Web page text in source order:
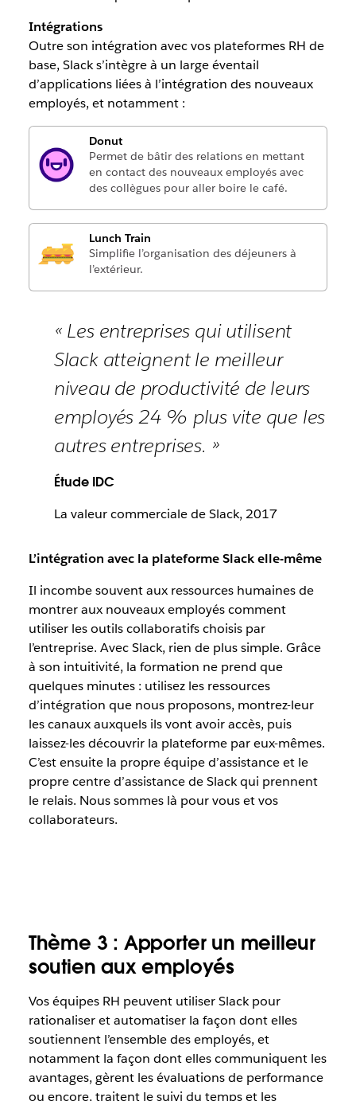
Intégrations
Outre son intégration avec vos plateformes RH de
base, Slack s’intègre à un large éventail
d’applications liées à l’intégration des nouveaux
employés, et notamment :
Donut
Permet de bâtir des relations en mettant
en contact des nouveaux employés avec
des collègues pour aller boire le café.
Lunch Train
Simplifie l’organisation des déjeuners à
l’extérieur.
« Les entreprises qui utilisent
Slack atteignent le meilleur
niveau de productivité de leurs
employés 24 % plus vite que les
autres entreprises. »
Étude IDC
La valeur commerciale de Slack, 2017
L’intégration avec la plateforme Slack elle-même
Il incombe souvent aux ressources humaines de
montrer aux nouveaux employés comment
utiliser les outils collaboratifs choisis par
l’entreprise. Avec Slack, rien de plus simple. Grâce
à son intuitivité, la formation ne prend que
quelques minutes : utilisez les ressources
d’intégration que nous proposons, montrez-leur
les canaux auxquels ils vont avoir accès, puis
laissez-les découvrir la plateforme par eux-mêmes.
C’est ensuite la propre équipe d’assistance et le
propre centre d’assistance de Slack qui prennent
le relais. Nous sommes là pour vous et vos
collaborateurs.
Thème 3 : Apporter un meilleur
soutien aux employés
Vos équipes RH peuvent utiliser Slack pour
rationaliser et automatiser la façon dont elles
soutiennent l’ensemble des employés, et
notamment la façon dont elles communiquent les
avantages, gèrent les évaluations de performance
ou encore, traitent le suivi du temps et les